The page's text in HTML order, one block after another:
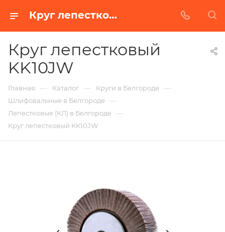
Круг лепестковый KK10JW в Белгороде | Купить по недорогой цене от Абразивного Завода
Круг лепестковый
KK10JW
Главная — Каталог — Круги в Белгороде —
Шлифовальные в Белгороде —
Лепестковые (КЛ) в Белгороде —
Круг лепестковый KK10JW